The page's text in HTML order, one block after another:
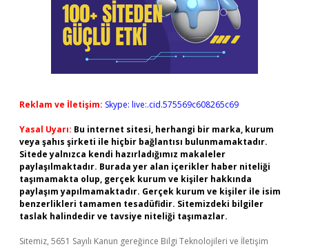
Reklam ve İletişim: Skype: live:.cid.575569c608265c69
Yasal Uyarı: Bu internet sitesi, herhangi bir marka, kurum
veya şahıs şirketi ile hiçbir bağlantısı bulunmamaktadır.
Sitede yalnızca kendi hazırladığımız makaleler
paylaşılmaktadır. Burada yer alan içerikler haber niteliği
taşımamakta olup, gerçek kurum ve kişiler hakkında
paylaşım yapılmamaktadır. Gerçek kurum ve kişiler ile isim
benzerlikleri tamamen tesadüfidir. Sitemizdeki bilgiler
taslak halindedir ve tavsiye niteliği taşımazlar.
Sitemiz, 5651 Sayılı Kanun gereğince Bilgi Teknolojileri ve İletişim